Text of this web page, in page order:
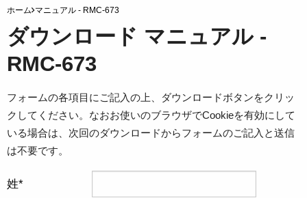
ホーム マニュアル - RMC-673
ダウンロード マニュアル -
RMC-673
フォームの各項目にご記入の上、ダウンロードボタンをクリッ
クしてください。なおお使いのブラウザでCookieを有効にして
いる場合は、次回のダウンロードからフォームのご記入と送信
は不要です。
姓